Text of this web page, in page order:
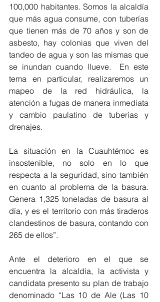
100,000 habitantes. Somos la alcaldía
que más agua consume, con tuberías
que tienen más de 70 años y son de
asbesto, hay colonias que viven del
tandeo de agua y son las mismas que
se inundan cuando llueve.  En este
tema en particular, realizaremos un
mapeo de la red hidráulica, la
atención a fugas de manera inmediata
y cambio paulatino de tuberías y
drenajes.
La situación en la Cuauhtémoc es
insostenible, no solo en lo que
respecta a la seguridad, sino también
en cuanto al problema de la basura.
Genera 1,325 toneladas de basura al
día, y es el territorio con más tiraderos
clandestinos de basura, contando con
265 de ellos”.
Ante el deterioro en el que se
encuentra la alcaldía, la activista y
candidata presento su plan de trabajo
denominado “Las 10 de Ale (Las 10